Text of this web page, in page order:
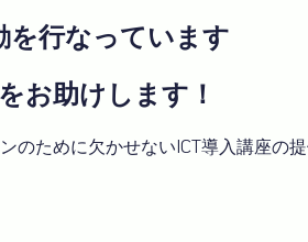
を行なっています
お助けします！
ために欠かせないICT導入講座の